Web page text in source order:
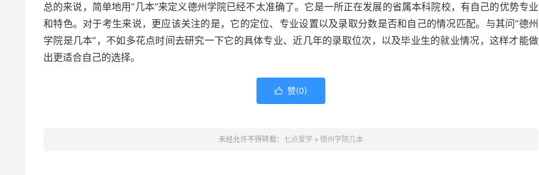
总的来说，简单地用“几本”来定义德州学院已经不太准确了。它是一所正在发展的省属本科院校，有自己的优势专业
和特色。对于考生来说，更应该关注的是，它的定位、专业设置以及录取分数是否和自己的情况匹配。与其问“德州
学院是几本”，不如多花点时间去研究一下它的具体专业、近几年的录取位次，以及毕业生的就业情况，这样才能做
出更适合自己的选择。
 赞(0)
未经允许不得转载： 七点爱学 » 德州学院几本